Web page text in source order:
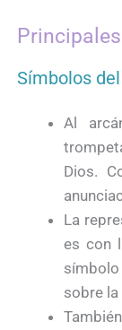
Símbolos
Al
Dios.
La
es con
sobre la